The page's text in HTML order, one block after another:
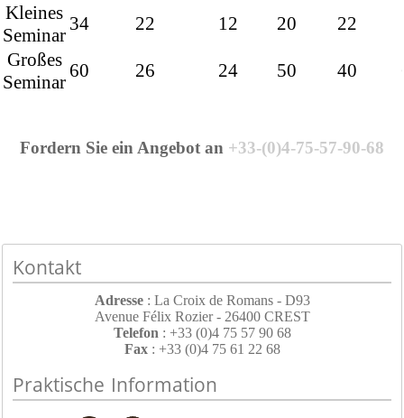
Kleines
Seminar
34 22 12 20 22
Großes
Seminar
60 26 24 50 40
Fordern Sie ein Angebot an +33-(0)4-75-57-90-68
Kontakt
Adresse: La Croix de Romans - D93
Avenue Félix Rozier - 26400 CREST
Telefon : +33 (0)4 75 57 90 68
Fax: +33 (0)4 75 61 22 68
Praktische Information